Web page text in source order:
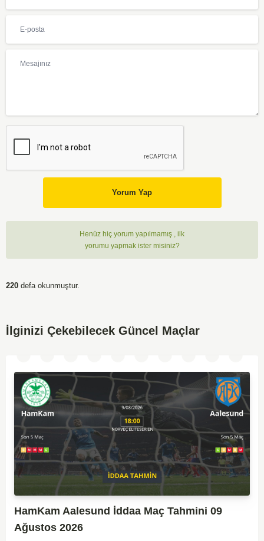
Yorum Yap
Henüz hiç yorum yapılmamış , ilk
yorumu yapmak ister misiniz?
220 defa okunmuştur.
İlginizi Çekebilecek Güncel Maçlar
HamKam Aalesund İddaa Maç Tahmini 09
Ağustos 2026